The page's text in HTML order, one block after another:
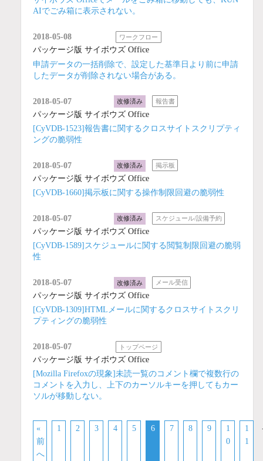
AIでごみ箱に表示されない。
2018-05-08 ワークフロー
パッケージ版 サイボウズ Office
申請データの一括削除で、設定した基準日より前に申請
したデータが削除されない場合がある。
2018-05-07 改修済み 報告書
パッケージ版 サイボウズ Office
[CyVDB-1523]報告書に関するクロスサイトスクリプティ
ングの脆弱性
2018-05-07 改修済み 掲示板
パッケージ版 サイボウズ Office
[CyVDB-1660]掲示板に関する操作制限回避の脆弱性
2018-05-07 改修済み スケジュール/設備予約
パッケージ版 サイボウズ Office
[CyVDB-1589]スケジュールに関する閲覧制限回避の脆弱
性
2018-05-07 改修済み メール受信
パッケージ版 サイボウズ Office
[CyVDB-1309]HTMLメールに関するクロスサイトスクリ
プティングの脆弱性
2018-05-07 トップページ
パッケージ版 サイボウズ Office
[Mozilla Firefoxの現象]未読一覧のコメント欄で複数行の
コメントを入力し、上下のカーソルキーを押してもカー
ソルが移動しない。
«
前
へ
1 2 3 4 5 6 7 8 9
1
0
1
1